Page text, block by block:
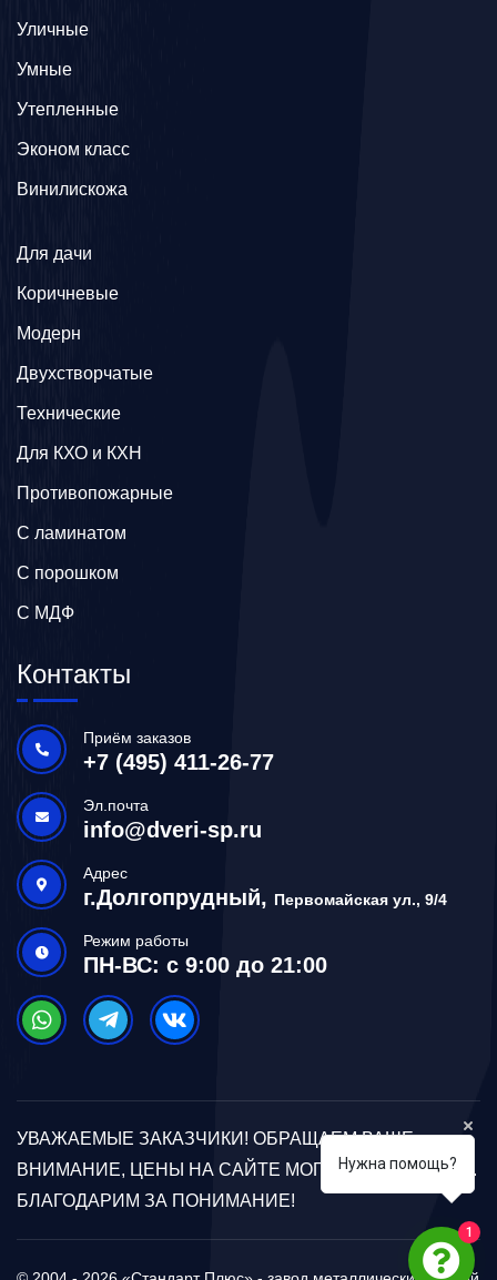
Уличные
Умные
Утепленные
Эконом класс
Винилискожа
Для дачи
Коричневые
Модерн
Двухстворчатые
Технические
Для КХО и КХН
Противопожарные
С ламинатом
С порошком
С МДФ
Контакты
Приём заказов
+7 (495) 411-26-77
Эл.почта
info@dveri-sp.ru
Адрес
г.Долгопрудный, Первомайская ул., 9/4
Режим работы
ПН-ВС: с 9:00 до 21:00
УВАЖАЕМЫЕ ЗАКАЗЧИКИ! ОБРАЩАЕМ ВАШЕ
ВНИМАНИЕ, ЦЕНЫ НА САЙТЕ МОГУТ ОТЛИЧАТЬСЯ.
БЛАГОДАРИМ ЗА ПОНИМАНИЕ!
Нужна помощь?
1